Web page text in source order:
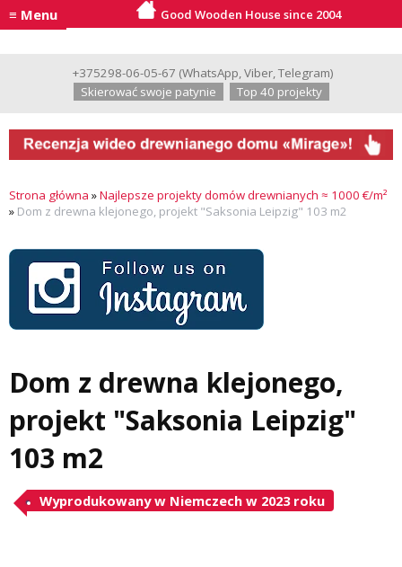
≡ Menu Good Wooden House since 2004
+375298-06-05-67 (WhatsApp,Viber,Telegram)
Skierować swoje patynie
Top 40 projekty
Strona główna »Najlepsze projekty domów drewnianych ≈ 1000 €/m²
» Dom z drewna klejonego, projekt "Saksonia Leipzig" 103 m2
Dom z drewna klejonego,
projekt "Saksonia Leipzig"
103 m2
Wyprodukowany w Niemczech w 2023 roku